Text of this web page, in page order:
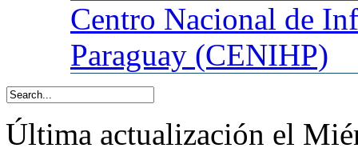
Centro Nacional de
Paraguay (CENIHP)
Última actualización el